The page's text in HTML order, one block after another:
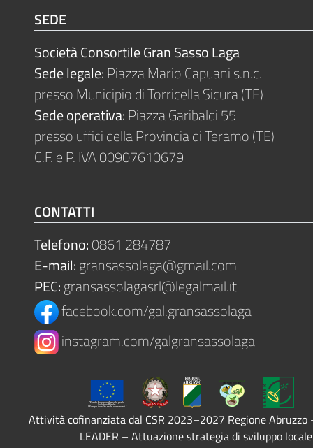
SEDE
Società Consortile Gran Sasso Laga
Sede legale:Piazza Mario Capuani s.n.c.
presso Municipio di Torricella Sicura (TE)
Sede operativa:Piazza Garibaldi 55
presso uffici della Provincia di Teramo (TE)
C.F. e P. IVA 00907610679
CONTATTI
Telefono:0861 284787
E-mail:gransassolaga@gmail.com
PEC:gransassolagasrl@legalmail.it
facebook.com/gal.gransassolaga
instagram.com/galgransassolaga
Attività cofinanziata dal CSR 2023–2027 Regione Abruzzo
LEADER – Attuazione strategia di sviluppo locale